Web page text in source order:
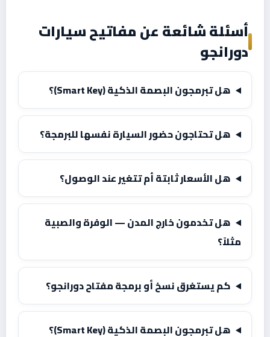
أسئلة شائعة عن مفاتيح سيارات
دورانجو
هل تبرمجون البصمة الذكية (Smart Key)؟
هل تحتاجون حضور السيارة نفسها للبرمجة؟
هل الأسعار ثابتة أم تتغير عند الوصول؟
هل تخدمون خارج المدن — الوفرة والصبية
مثلاً؟
كم يستغرق نسخ أو برمجة مفتاح دورانجو؟
هل تبرمجون البصمة الذكية (Smart Key)؟